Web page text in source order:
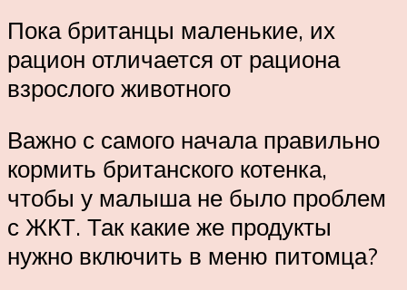
Пока британцы маленькие, их
рацион отличается от рациона
взрослого животного
Важно с самого начала правильно
кормить британского котенка,
чтобы у малыша не было проблем
с ЖКТ. Так какие же продукты
нужно включить в меню питомца?